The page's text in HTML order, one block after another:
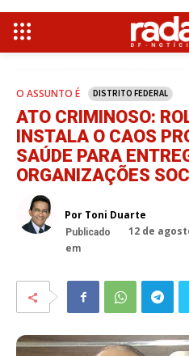
O ASSUNTO É DISTRITO FEDERAL
ATO CRIMINOSO:
INSTALA O CAOS
SAÚDE PARA
ORGANIZAÇÕES
Por Toni Duarte
Publicado
em
12 de